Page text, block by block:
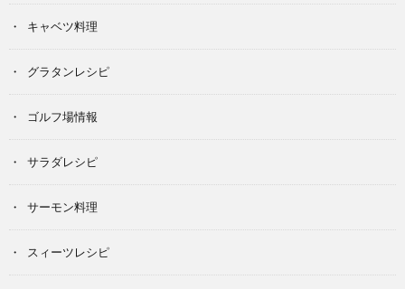
キャベツ料理
グラタンレシピ
ゴルフ場情報
サラダレシピ
サーモン料理
スィーツレシピ